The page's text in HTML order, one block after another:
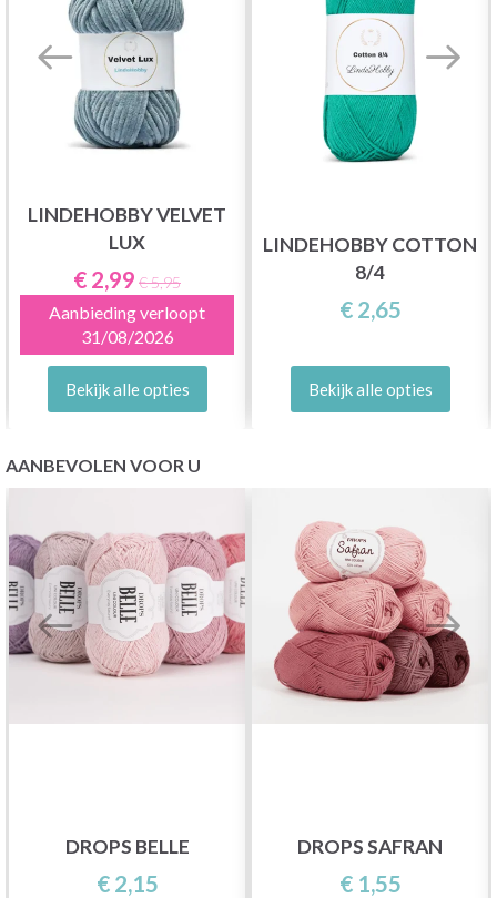
LINDEHOBBY VELVET
LUX
€ 2,99 € 5,95
Aanbieding verloopt
31/08/2026
Bekijk alle opties
LINDEHOBBY COTTON
8/4
€ 2,65
Bekijk alle opties
AANBEVOLEN VOOR U
DROPS BELLE
€ 2,15
DROPS SAFRAN
€ 1,55